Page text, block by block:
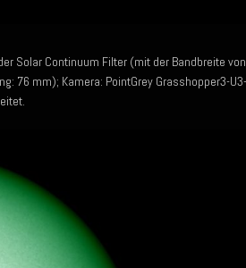
Solar Continuum Filter (mit der Bandbreite von
76 mm); Kamera: PointGrey Grasshopper3-U3-